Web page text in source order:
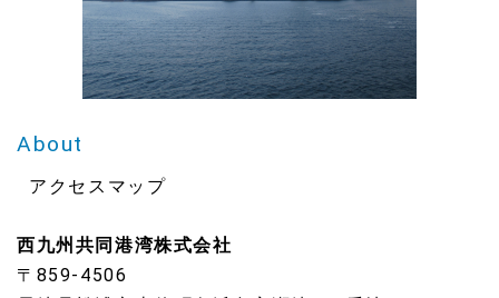
2024.05.07
【更新情報】会社概要ページを更新しました
2023.07.01
About
アクセスマップ
西九州共同港湾株式会社
〒859-4506